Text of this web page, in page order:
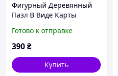
Фигурный Деревянный
Пазл В Виде Карты
Деталей || AlexToys
Готово к отправке
390₴
Купить